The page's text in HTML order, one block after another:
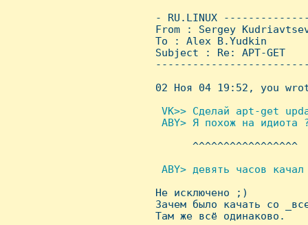
- RU.LINUX
From : Sergey
To : Alex B.Yudkin
Subject : Re: APT-GET
02 Hоя 04 19:52, you
VK>> Сделай apt-get
ABY> Я похож на идиота
^^^^^^^^^^^^^^^^^
ABY> девять часов
Hе исключено ;)
Зачем было качать со
Там же всё одинаково.